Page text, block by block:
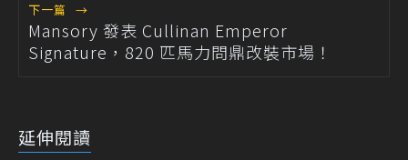
下一篇 →
Mansory 發表 Cullinan Emperor
Signature，820 匹馬力問鼎改裝市場！
延伸閱讀